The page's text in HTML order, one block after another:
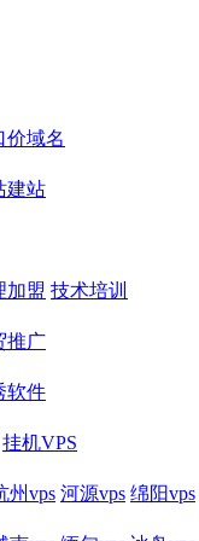
价域名
建站
加盟 技术培训
推广
软件
挂机VPS
州vps 河源vps 绵阳vps